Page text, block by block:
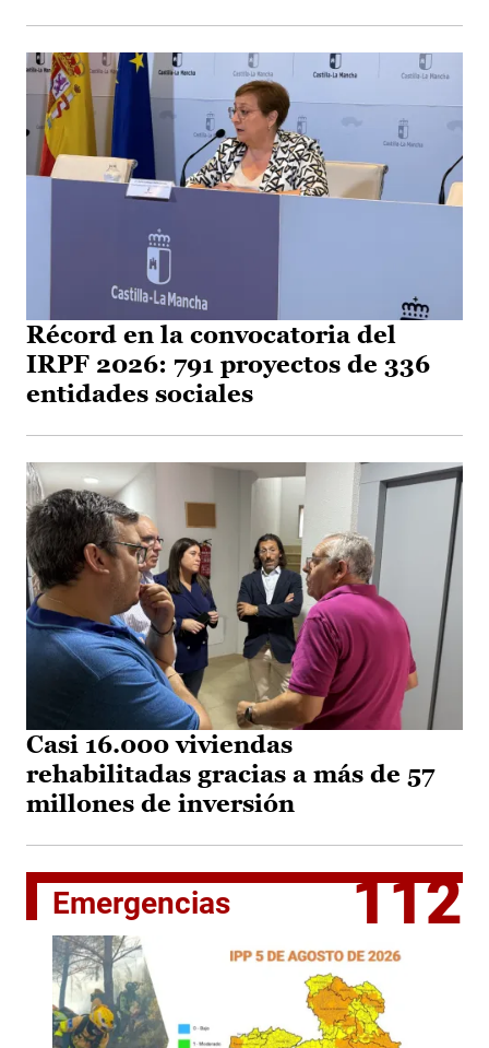
Récord en la convocatoria del
IRPF 2026: 791 proyectos de 336
entidades sociales
Casi 16.000 viviendas
rehabilitadas gracias a más de 57
millones de inversión
Emergencias 112